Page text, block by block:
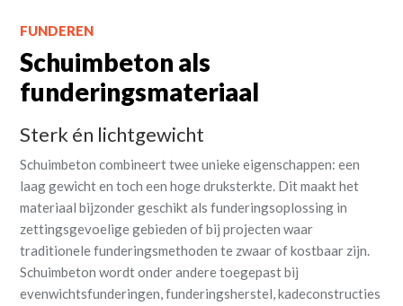
FUNDEREN
Schuimbeton als
funderingsmateriaal
Sterk én lichtgewicht
Schuimbeton combineert twee unieke eigenschappen: een
laag gewicht en toch een hoge druksterkte. Dit maakt het
materiaal bijzonder geschikt als funderingsoplossing in
zettingsgevoelige gebieden of bij projecten waar
traditionele funderingsmethoden te zwaar of kostbaar zijn.
Schuimbeton wordt onder andere toegepast bij
evenwichtsfunderingen, funderingsherstel, kadeconstructies